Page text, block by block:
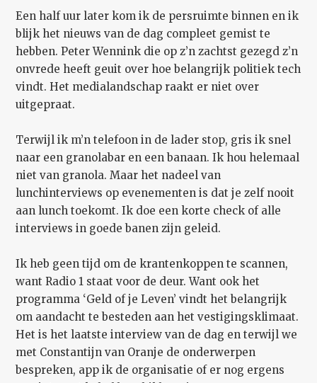
Een half uur later kom ik de persruimte binnen en ik
blijk het nieuws van de dag compleet gemist te
hebben. Peter Wennink die op z’n zachtst gezegd z’n
onvrede heeft geuit over hoe belangrijk politiek tech
vindt. Het medialandschap raakt er niet over
uitgepraat.
Terwijl ik m’n telefoon in de lader stop, gris ik snel
naar een granolabar en een banaan. Ik hou helemaal
niet van granola. Maar het nadeel van
lunchinterviews op evenementen is dat je zelf nooit
aan lunch toekomt. Ik doe een korte check of alle
interviews in goede banen zijn geleid.
Ik heb geen tijd om de krantenkoppen te scannen,
want Radio 1 staat voor de deur. Want ook het
programma ‘Geld of je Leven’ vindt het belangrijk
om aandacht te besteden aan het vestigingsklimaat.
Het is het laatste interview van de dag en terwijl we
met Constantijn van Oranje de onderwerpen
bespreken, app ik de organisatie of er nog ergens